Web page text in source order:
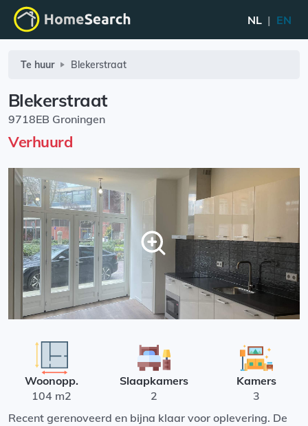
NL | EN
Te huur Blekerstraat
Blekerstraat
9718EB Groningen
Verhuurd
Woonopp.
104 m2
Slaapkamers
2
Kamers
3
Recent gerenoveerd en bijna klaar voor oplevering. De